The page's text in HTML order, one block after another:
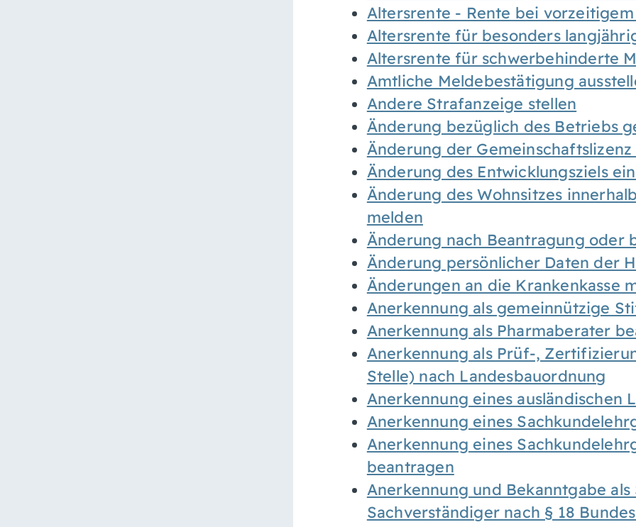
Altersrente - Rente bei
Altersrente für besonders
Altersrente für schwerbehinderte
Amtliche Meldebestätigung
Andere Strafanzeige stellen
Änderung bezüglich des Betriebs
Änderung der
Änderung des Entwicklungsziels
Änderung des Wohnsitzes
melden
Änderung nach Beantragung oder
Änderung persönlicher Daten der
Änderungen an die Krankenkasse
Anerkennung als gemeinnützige
Anerkennung als Pharmaberater
Anerkennung als Prüf-,
Stelle) nach Landesbauordnung
Anerkennung eines ausländischen
Anerkennung eines
Anerkennung eines
beantragen
Anerkennung und Bekanntgabe
Sachverständiger nach § 18